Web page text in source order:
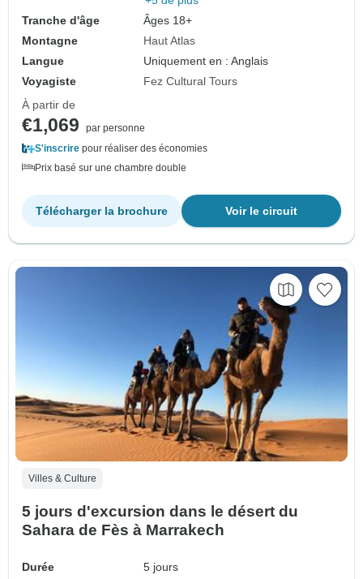
Tranche d'âge
Âges 18+
Montagne
Haut Atlas
Langue
Uniquement en : Anglais
Voyagiste
Fez Cultural Tours
À partir de
€1,069
par personne
S'inscrire pour réaliser des économies
Prix basé sur une chambre double
Voir le circuit
Télécharger la brochure
Villes & Culture
5 jours d'excursion dans le désert du
Sahara de Fès à Marrakech
Durée
5 jours